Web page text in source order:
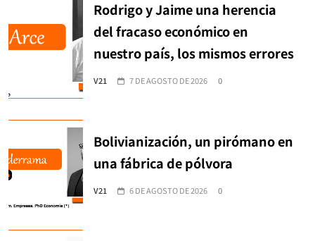
Rodrigo y Jaime una herencia
del fracaso económico en
nuestro país, los mismos errores
V21 7 DE AGOSTO DE 2026 0
Bolivianización, un pirómano en
una fábrica de pólvora
V21 6 DE AGOSTO DE 2026 0